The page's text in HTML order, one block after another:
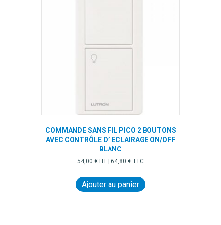
COMMANDE SANS FIL PICO 2 BOUTONS
AVEC CONTRÔLE D’ ECLAIRAGE ON/OFF
BLANC
54,00 € HT | 64,80 € TTC
Ajouter au panier